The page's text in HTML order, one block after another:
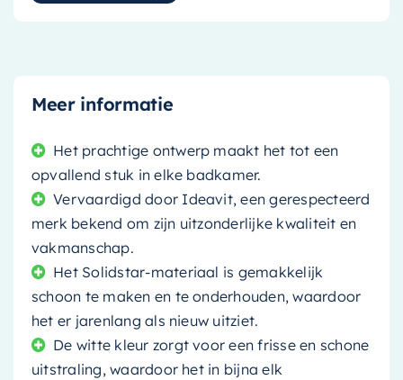
Meer informatie
Het prachtige ontwerp maakt het tot een
opvallend stuk in elke badkamer.
Vervaardigd door Ideavit, een gerespecteerd
merk bekend om zijn uitzonderlijke kwaliteit en
vakmanschap.
Het Solidstar-materiaal is gemakkelijk
schoon te maken en te onderhouden, waardoor
het er jarenlang als nieuw uitziet.
De witte kleur zorgt voor een frisse en schone
uitstraling, waardoor het in bijna elk